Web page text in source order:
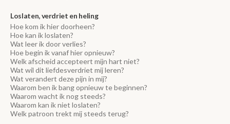
Loslaten, verdriet en heling
Hoe kom ik hier doorheen?
Hoe kan ik loslaten?
Wat leer ik door verlies?
Hoe begin ik vanaf hier opnieuw?
Welk afscheid accepteert mijn hart niet?
Wat wil dit liefdesverdriet mij leren?
Wat verandert deze pijn in mij?
Waarom ben ik bang opnieuw te beginnen?
Waarom wacht ik nog steeds?
Waarom kan ik niet loslaten?
Welk patroon trekt mij steeds terug?